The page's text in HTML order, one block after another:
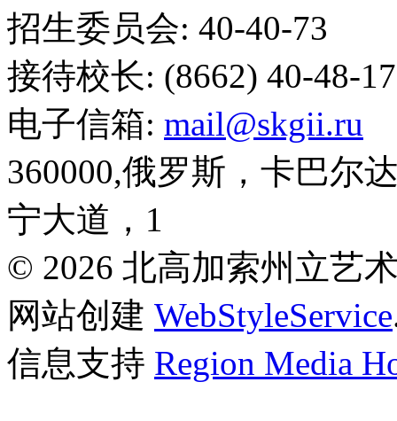
招生委员会: 40-40-73
接待校长: (8662) 40-48-17
电子信箱: mail@skgii.ru
360000,俄罗斯，卡巴尔
宁大道，1
© 2026 北高加索州立艺
网站创建 WebStyleService
信息支持 Region Media